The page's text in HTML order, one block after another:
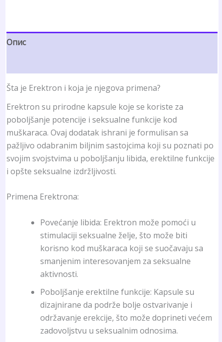
Опис
Šta je Erektron i koja je njegova primena?
Erektron su prirodne kapsule koje se koriste za
poboljšanje potencije i seksualne funkcije kod
muškaraca. Ovaj dodatak ishrani je formulisan sa
pažljivo odabranim biljnim sastojcima koji su poznati po
svojim svojstvima u poboljšanju libida, erektilne funkcije
i opšte seksualne izdržljivosti.
Primena Erektrona:
Povećanje libida: Erektron može pomoći u
stimulaciji seksualne želje, što može biti
korisno kod muškaraca koji se suočavaju sa
smanjenim interesovanjem za seksualne
aktivnosti.
Poboljšanje erektilne funkcije: Kapsule su
dizajnirane da podrže bolje ostvarivanje i
održavanje erekcije, što može doprineti većem
zadovoljstvu u seksualnim odnosima.